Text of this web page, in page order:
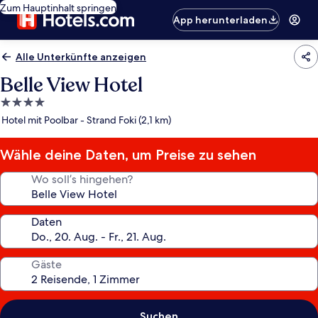
Zum Hauptinhalt springen
App herunterladen
Alle Unterkünfte anzeigen
Belle View Hotel
4.0-
Sterne-
Hotel mit Poolbar - Strand Foki (2,1 km)
Wähle deine Daten, um Preise zu sehen
Wo soll’s hingehen?
Daten
Gäste